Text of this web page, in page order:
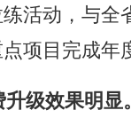
练活动，与全
项目完成年
级效果明显